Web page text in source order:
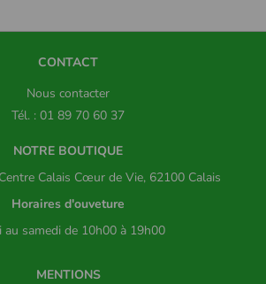
CONTACT
Nous contacter
Tél. : 01 89 70 60 37
NOTRE BOUTIQUE
Calais Cœur de Vie, 62100 Calais
Horaires d'ouveture
au samedi de 10h00 à 19h00
MENTIONS